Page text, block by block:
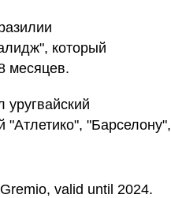
который
месяцев.
"Барселону",
valid until 2024.